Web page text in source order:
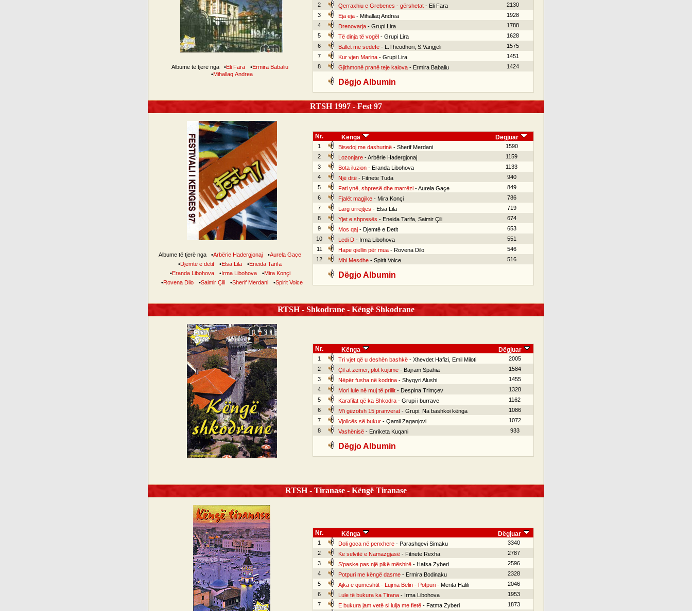
Albume të tjerë nga •Eli Fara •Ermira Babaliu
•Mihallaq Andrea
2
Qerraxhiu e Grebenes - gërshetat- Eli Fara
2130
3
Eja eja- Mihallaq Andrea
1928
4
Drenovarja- Grupi Lira
1788
5
Të dinja të vogël- Grupi Lira
1628
6
Ballet me sedefe- L.Theodhori, S.Vangjeli
1575
7
Kur vjen Marina- Grupi Lira
1451
8
Gjithmonë pranë teje kalova- Ermira Babaliu 1424
Dëgjo Albumin
RTSH 1997 - Fest 97
Albume të tjerë nga •Arbërie Hadergjonaj •Aurela Gaçe
•Djemtë e detit •Elsa Lila •Eneida Tarifa
•Eranda Libohova •Irma Libohova •Mira Konçi
•Rovena Dilo •Saimir Çili •Sherif Merdani •Spirit Voice
Nr. Kënga Dëgjuar
1 Bisedoj me dashurinë- Sherif Merdani
1590
2
Lozonjare- Arbërie Hadergjonaj
1159
3
Bota iluzion- Eranda Libohova
1133
4
Një ditë- Fitnete Tuda
940
5
Fati ynë, shpresë dhe marrëzi- Aurela Gaçe
849
6
Fjalët magjike- Mira Konçi
786
7
Larg urrejtjes - Elsa Lila
719
8
Yjet e shpresës - Eneida Tarifa, Saimir Çili
674
9
Mos qaj- Djemtë e Detit
653
10
Ledi D- Irma Libohova
551
11
Hape qiellin për mua- Rovena Dilo
546
12
Mbi Mesdhe- Spirit Voice 516
Dëgjo Albumin
RTSH - Shkodrane - Këngë Shkodrane
Nr. Kënga Dëgjuar
1 Tri vjet që u deshën bashkë- Xhevdet Hafizi, Emil Miloti
2005
2
Çil at zemër, plot kujtime- Bajram Spahia
1584
3
Nëpër fusha në kodrina- Shyqyri Alushi
1455
4
Mori lule në muj të prillit- Despina Trimçev
1328
5
Karafilat që ka Shkodra- Grupi i burrave
1162
6
M'i gëzofsh 15 pranverat- Grupi: Na bashkoi kënga
1086
7
Vjollcës së bukur- Qamil Zaganjovi
1072
8
Vashënisë- Enriketa Kuqani 933
Dëgjo Albumin
RTSH - Tiranase - Këngë Tiranase
Nr. Kënga Dëgjuar
1 Doli goca në penxhere- Parashqevi Simaku
3340
2
Ke selvitë e Namazgjasë- Fitnete Rexha
2787
3
S'paske pas një pikë mëshirë- Hafsa Zyberi
2596
4
Potpuri me këngë dasme- Ermira Bodinaku
2328
5
Ajka e qumështit - Lujma Belin - Potpuri- Merita Halili
2046
6
Lule të bukura ka Tirana- Irma Libohova
1953
7
E bukura jam vetë si lulja me fletë- Fatma Zyberi 1873